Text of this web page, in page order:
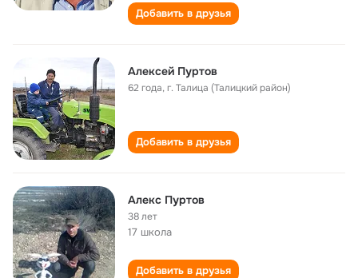
Добавить в друзья
Алексей Пуртов
62 года,г. Талица (Талицкий район)
Добавить в друзья
Алекс Пуртов
38 лет
17 школа
Добавить в друзья